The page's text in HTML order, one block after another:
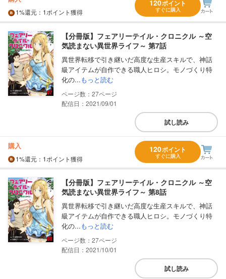
1%還元 ：1ポイント獲得
120ポイント
すぐに購入
【分冊版】フェアリーテイル・クロニクル ～空
気読まない異世界ライフ～ 第7話
異世界転移で引き継いだ高度な生産スキルで、神話
級アイテムが自作できる職人ヒロシ。モノづくり特
化の...もっと読む
27
配信日：2021/09/01
試し読み
購入
1%還元 ：1ポイント獲得
120ポイント
すぐに購入
【分冊版】フェアリーテイル・クロニクル ～空
気読まない異世界ライフ～ 第8話
異世界転移で引き継いだ高度な生産スキルで、神話
級アイテムが自作できる職人ヒロシ。モノづくり特
化の...もっと読む
27
配信日：2021/10/01
試し読み